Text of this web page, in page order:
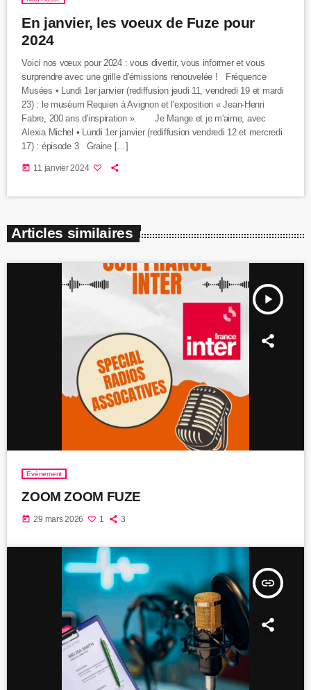
En janvier, les voeux de Fuze pour
2024
Voici nos vœux pour 2024 : vous divertir, vous informer et vous
surprendre avec une grille d'émissions renouvelée ! Fréquence
Musées • Lundi 1er janvier (rediffusion jeudi 11, vendredi 19 et mardi
23) : le muséum Requien à Avignon et l'exposition « Jean-Henri
Fabre, 200 ans d'inspiration ». Je Mange et je m'aime, avec
Alexia Michel • Lundi 1er janvier (rediffusion vendredi 12 et mercredi
17) : épisode 3 Graine […]
today 11 janvier 2024
Articles similaires
play_arrow
Evènement
ZOOM ZOOM FUZE
today 29 mars 2026 1 3
insert_link